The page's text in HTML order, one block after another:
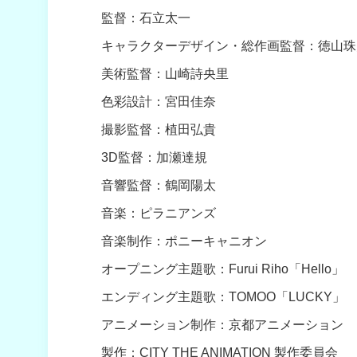
監督：石立太一
キャラクターデザイン・総作画監督：徳山
美術監督：山崎詩央里
色彩設計：宮田佳奈
撮影監督：植田弘貴
3D監督：加瀬達規
音響監督：鶴岡陽太
音楽：ピラニアンズ
音楽制作：ポニーキャニオン
オープニング主題歌：Furui Riho「Hello」
エンディング主題歌：TOMOO「LUCKY」
アニメーション制作：京都アニメーション
製作：CITY THE ANIMATION 製作委員会